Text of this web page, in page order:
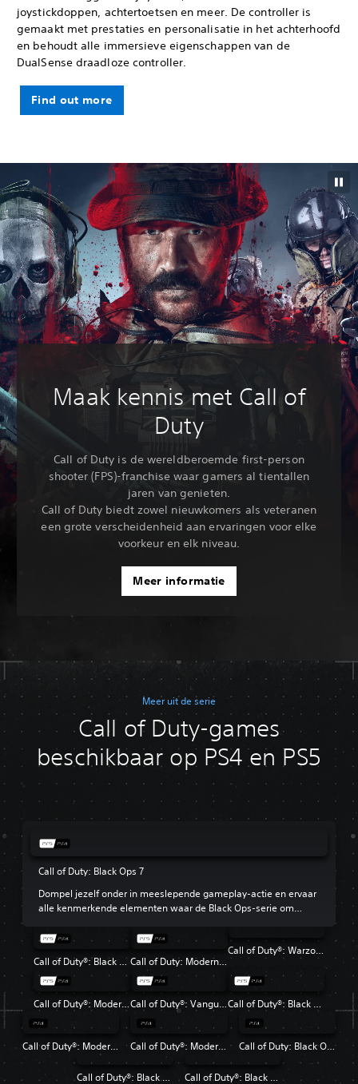
joystickdoppen, achtertoetsen en meer. De controller is
gemaakt met prestaties en personalisatie in het achterhoofd
en behoudt alle immersieve eigenschappen van de
DualSense draadloze controller.
Find out more
Maak kennis met Call of
Duty
Call of Duty is de wereldberoemde first-person
shooter (FPS)-franchise waar gamers al tientallen
jaren van genieten.
Call of Duty biedt zowel nieuwkomers als veteranen
een grote verscheidenheid aan ervaringen voor elke
voorkeur en elk niveau.
Meer informatie
Meer uit de serie
Call of Duty-games
beschikbaar op PS4 en PS5
Call of Duty: Black Ops 7
Dompel jezelf onder in meeslepende gameplay-actie en ervaar
alle kenmerkende elementen waar de Black Ops-serie om
Call of Duty®: Black Ops 6 Call of Duty: Modern Warfare III
Call of Duty®: Warzone™
Call of Duty®: Modern Warfare® II Call of Duty®: Vanguard Call of Duty®: Black Ops Cold War
Call of Duty®: Modern Warfare® Call of Duty®: Modern Warfare® 2 Campaign Remastered Call of Duty: Black Ops 4
Call of Duty®: Black Ops Call of Duty®: Black Ops II